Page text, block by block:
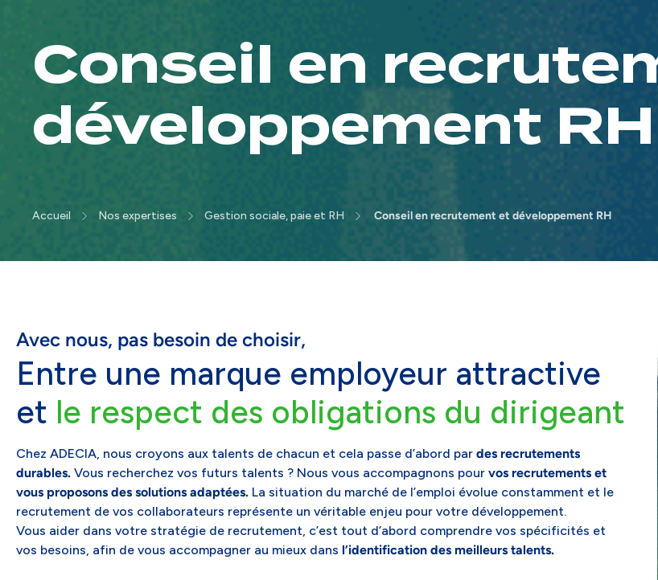
Conseil en
développement RH
Accueil Nos expertises Gestion sociale, paie et RH Conseil en recrutement et développement RH
Avec nous, pas besoin de choisir,
Entre une marque employeur attractive
et le respect des obligations du dirigeant
Chez ADECIA, nous croyons aux talents de chacun et cela passe d’abord par des recrutements
durables. Vous recherchez vos futurs talents ? Nous vous accompagnons pour vos recrutements et
vous proposons des solutions adaptées. La situation du marché de l’emploi évolue constamment et le
recrutement de vos collaborateurs représente un véritable enjeu pour votre développement.
Vous aider dans votre stratégie de recrutement, c’est tout d’abord comprendre vos spécificités et
vos besoins, afin de vous accompagner au mieux dans l’identification des meilleurs talents.